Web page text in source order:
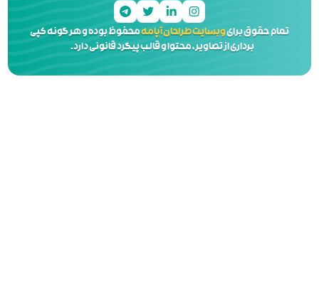
محفوظ بوده و هر گونه کپی
و قالب پیگرد قانونی دارد.